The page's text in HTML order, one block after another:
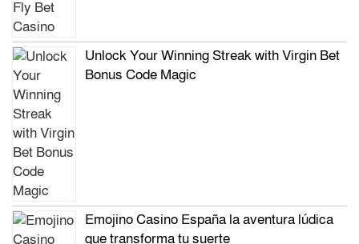
Unlock Your Winning Streak with Virgin Bet
Bonus Code Magic
Emojino Casino España la aventura lúdica
que transforma tu suerte